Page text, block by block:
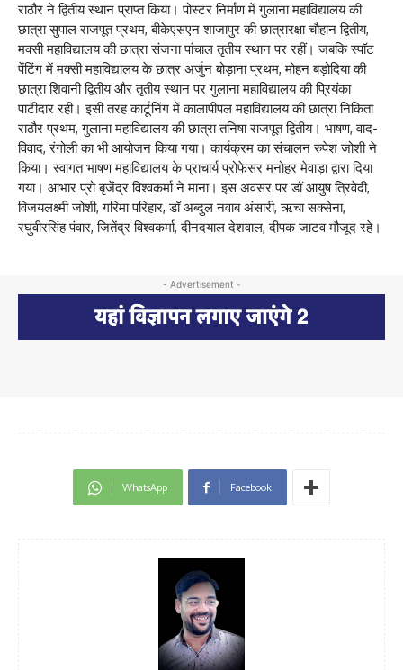
राठौर ने द्वितीय स्थान प्राप्त किया। पोस्टर निर्माण में गुलाना महाविद्यालय की
छात्रा सुपाल राजपूत प्रथम, बीकेएसएन शाजापुर की छात्रारक्षा चौहान द्वितीय,
मक्सी महाविद्यालय की छात्रा संजना पांचाल तृतीय स्थान पर रहीं। जबकि स्पॉट
पेंटिंग में मक्सी महाविद्यालय के छात्र अर्जुन बोड़ाना प्रथम, मोहन बड़ोदिया की
छात्रा शिवानी द्वितीय और तृतीय स्थान पर गुलाना महाविद्यालय की प्रियंका
पाटीदार रही। इसी तरह कार्टूनिंग में कालापीपल महाविद्यालय की छात्रा निकिता
राठौर प्रथम, गुलाना महाविद्यालय की छात्रा तनिषा राजपूत द्वितीय। भाषण, वाद-
विवाद, रंगोली का भी आयोजन किया गया। कार्यक्रम का संचालन रुपेश जोशी ने
किया। स्वागत भाषण महाविद्यालय के प्राचार्य प्रोफेसर मनोहर मेवाड़ा द्वारा दिया
गया। आभार प्रो बृजेंद्र विश्वकर्मा ने माना। इस अवसर पर डॉ आयुष त्रिवेदी,
विजयलक्ष्मी जोशी, गरिमा परिहार, डॉ अब्दुल नवाब अंसारी, ऋचा सक्सेना,
रघुवीरसिंह पंवार, जितेंद्र विश्वकर्मा, दीनदयाल देशवाल, दीपक जाटव मौजूद रहे।
- Advertisement -
WhatsApp Facebook